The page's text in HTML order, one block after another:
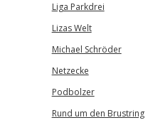
Liga Parkdrei
Lizas Welt
Michael Schröder
Netzecke
Podbolzer
Rund um den Brustring